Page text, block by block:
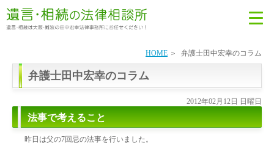
HOME 弁護士田中宏幸のコラム
弁護士田中宏幸のコラム
2012年02月12日 日曜日
法事で考えること
昨日は父の7回忌の法事を行いました。